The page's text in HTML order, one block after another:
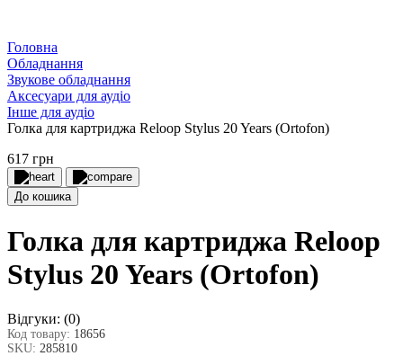
Головна
Обладнання
Звукове обладнання
Аксесуари для аудіо
Інше для аудіо
Голка для картриджа Reloop Stylus 20 Years (Ortofon)
617 грн
До кошика
Голка для картриджа Reloop
Stylus 20 Years (Ortofon)
Відгуки: (0)
Код товару: 18656
SKU: 285810